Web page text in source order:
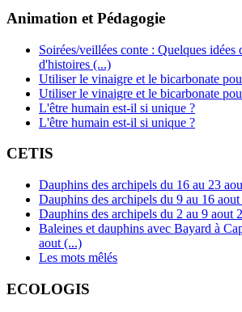
Animation et Pédagogie
Soirées/veillées conte : Quelques idées
d'histoires (...)
Utiliser le vinaigre et le bicarbonate
Utiliser le vinaigre et le bicarbonate
L'être humain est-il si unique ?
L'être humain est-il si unique ?
CETIS
Dauphins des archipels du 16 au 23
Dauphins des archipels du 9 au 16
Dauphins des archipels du 2 au 9 aout
Baleines et dauphins avec Bayard à
aout (...)
Les mots mêlés
ECOLOGIS